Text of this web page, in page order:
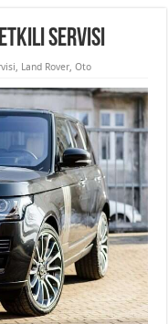
Servisi
, Land Rover,Oto